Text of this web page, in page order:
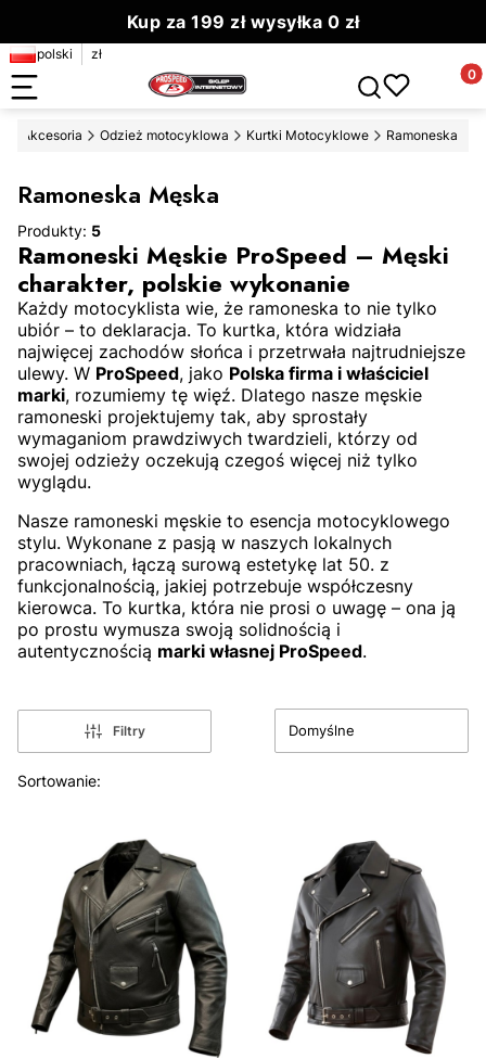
Kup za 199 zł wysyłka 0 zł
polski zł
Otwórz
i Akcesoria Odzież motocyklowa Kurtki Motocyklowe Ramoneska
Ramoneska Męska
Produkty: 5
Ramoneski Męskie ProSpeed – Męski
charakter, polskie wykonanie
Każdy motocyklista wie, że ramoneska to nie tylko
ubiór – to deklaracja. To kurtka, która widziała
najwięcej zachodów słońca i przetrwała najtrudniejsze
ulewy. W ProSpeed, jako Polska firma i właściciel
marki, rozumiemy tę więź. Dlatego nasze męskie
ramoneski projektujemy tak, aby sprostały
wymaganiom prawdziwych twardzieli, którzy od
swojej odzieży oczekują czegoś więcej niż tylko
wyglądu.
Nasze ramoneski męskie to esencja motocyklowego
stylu. Wykonane z pasją w naszych lokalnych
pracowniach, łączą surową estetykę lat 50. z
funkcjonalnością, jakiej potrzebuje współczesny
kierowca. To kurtka, która nie prosi o uwagę – ona ją
po prostu wymusza swoją solidnością i
autentycznością marki własnej ProSpeed.
Filtry
Lista produktów
Sortowanie:
Domyślne